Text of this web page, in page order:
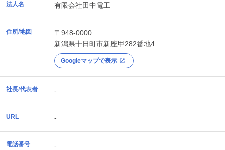
法人名 有限会社田中電工
住所/地図
〒948-0000
新潟県十日町市新座甲282番地4
Googleマップで表示
社長/代表者 -
URL -
電話番号 -